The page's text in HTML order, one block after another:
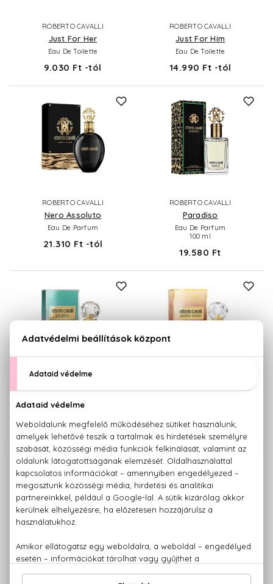
ROBERTO CAVALLI
Just For Her
Eau De Toilette
9.030 Ft -tól
ROBERTO CAVALLI
Just For Him
Eau De Toilette
14.990 Ft -tól
ROBERTO CAVALLI
Nero Assoluto
Eau De Parfum
21.310 Ft -tól
ROBERTO CAVALLI
Paradiso
Eau De Parfum
100 ml
19.580 Ft
Paradiso
25.480 Ft -tól 17.180 Ft -tól
ROBERTO CAVALLI
Paradiso Azzuro
ROBERTO CAVALLI
Roberto Cavalli